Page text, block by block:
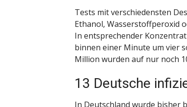
Tests mit verschiedensten
Ethanol, Wasserstoffperoxid
In entsprechender
binnen einer Minute um vier
Million wurden auf nur noch
13 Deutsche
In Deutschland wurde bisher